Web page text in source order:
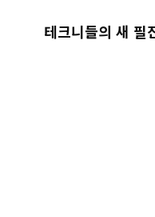
테크니들의 새 필